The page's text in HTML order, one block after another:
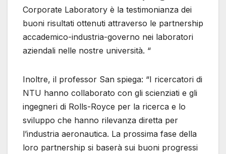
Corporate Laboratory è la testimonianza dei
buoni risultati ottenuti attraverso le partnership
accademico-industria-governo nei laboratori
aziendali nelle nostre università. “
Inoltre, il professor San spiega: “I ricercatori di
NTU hanno collaborato con gli scienziati e gli
ingegneri di Rolls-Royce per la ricerca e lo
sviluppo che hanno rilevanza diretta per
l’industria aeronautica. La prossima fase della
loro partnership si baserà sui buoni progressi